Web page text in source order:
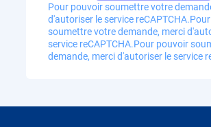
Pour pouvoir soumettre votre
d'autoriser le service reCAPTCHA.
soumettre votre demande, merci
service reCAPTCHA.Pour pouvoir
demande, merci d'autoriser le service